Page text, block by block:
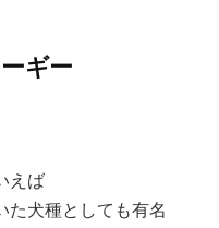
ギー
えば
た犬種としても有名